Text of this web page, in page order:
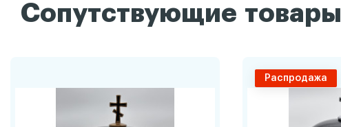
Сопутствующие товары
Распродажа